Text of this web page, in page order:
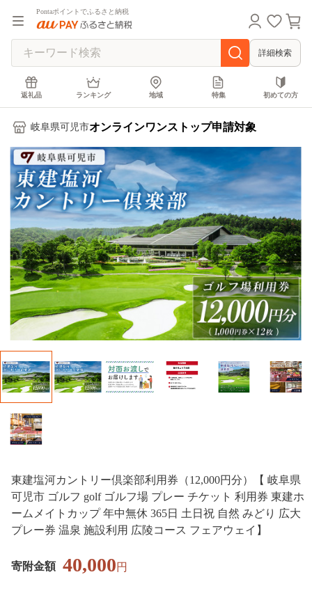
Pontaポイントでふるさと納税
詳細検索
返礼品 ランキング 地域 特集 初めての方
岐阜県可児市オンラインワンストップ申請対象
東建塩河カントリー倶楽部利用券（12,000円分）【 岐阜県
可児市 ゴルフ golf ゴルフ場 プレー チケット 利用券 東建ホ
ームメイトカップ 年中無休 365日 土日祝 自然 みどり 広大
プレー券 温泉 施設利用 広陵コース フェアウェイ】
寄附金額 40,000円